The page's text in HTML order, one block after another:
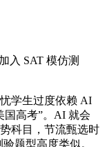
入 SAT 模仿测
学生过度依赖 AI
国高考”。AI 就会
科目，节流甄选时
题型高度类似。